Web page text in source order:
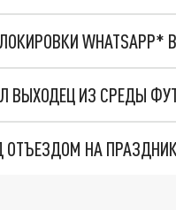
WHATSAPP*
ВЫХОДЕЦ ИЗ СРЕДЫ